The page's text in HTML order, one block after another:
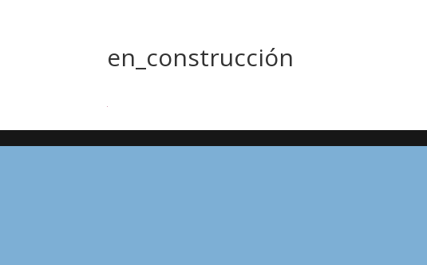
en_construcción